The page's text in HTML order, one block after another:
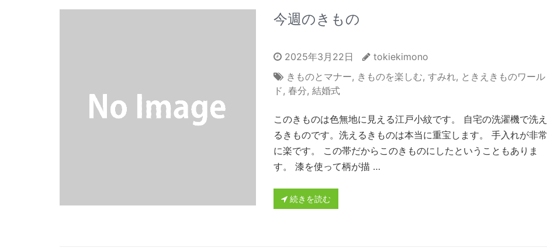
今週のきもの
2025年3月22日
tokiekimono
きものとマナー, きものを楽しむ, すみれ, ときえきものワール
ド, 春分, 結婚式
このきものは色無地に見える江戸小紋です。 自宅の洗濯機で洗え
るきものです。洗えるきものは本当に重宝します。 手入れが非常
に楽です。 この帯だからこのきものにしたということもありま
す。 漆を使って柄が描 …
続きを読む